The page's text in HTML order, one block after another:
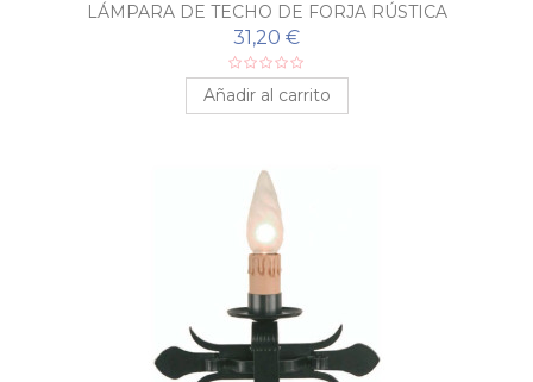
LÁMPARA DE TECHO DE FORJA RÚSTICA
31,20 €
Añadir al carrito